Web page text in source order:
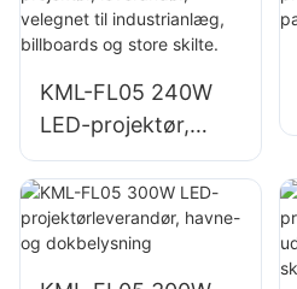
opbevaringsområd
KML-FL05 240W
LED-projektør,
leverandør,
velegnet til
industrianlæg,
billboards og store